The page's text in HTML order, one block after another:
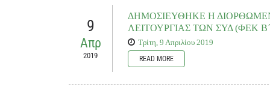
9
Απρ
2019
ΔΗΜΟΣΙΕΥΘΗΚΕ Η
ΛΕΙΤΟΥΡΓΙΑΣ ΤΩΝ ΣΥΔ (ΦΕΚ Β΄
Τρίτη, 9 Απριλίου 2019
READ MORE
Χθες το μεσημέρι, με το ΦΕΚ Β' 1160/8-4-2019, δημοσιεύθηκε